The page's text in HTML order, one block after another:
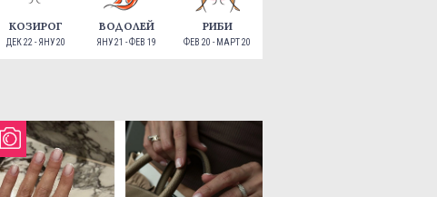
КОЗИРОГ
ДЕК 22 - ЯНУ 20
ВОДОЛЕЙ
ЯНУ 21 - ФЕВ 19
РИБИ
ФЕВ 20 - МАРТ 20